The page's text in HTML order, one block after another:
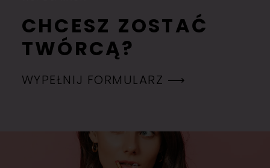
CHCESZ ZOSTAĆ
TWÓRCĄ?
WYPEŁNIJ FORMULARZ ⟶